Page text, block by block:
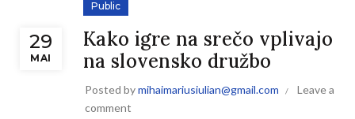
29
MAI
Public
Kako igre na srečo vplivajo
na slovensko družbo
Posted bymihaimariusiulian@gmail.com
Leave a
comment